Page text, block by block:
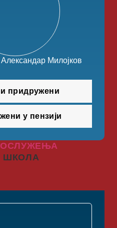
придружени
у пензији
Милојков
ШКОЛА